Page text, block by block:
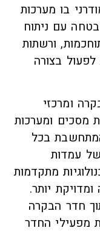
בו מערכות
עם ניתוח
ורשתות
בצורה
ומרכזי
מסכים ומערכות
בכל
של עמדות
מתקדמות
יותר.
חדר הבקרה
מפעילי החדר